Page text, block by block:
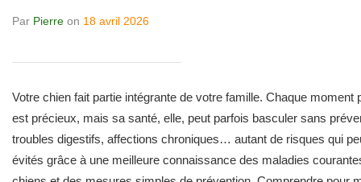
Par Pierre on 18 avril 2026
Votre chien fait partie intégrante de votre famille. Chaque moment
est précieux, mais sa santé, elle, peut parfois basculer sans
troubles digestifs, affections chroniques… autant de risques qui
évités grâce à une meilleure connaissance des maladies